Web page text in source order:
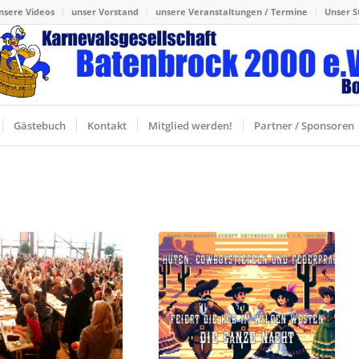
Videos unser Vorstand unsere Veranstaltungen / Termine Unser
Gästebuch Kontakt Mitglied werden! Partner / Sponsoren